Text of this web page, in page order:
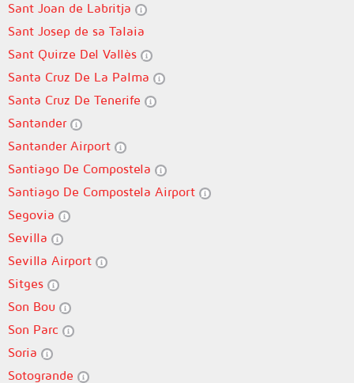
Sant Joan de Labritja
Sant Josep de sa Talaia
Sant Quirze Del Vallès
Santa Cruz De La Palma
Santa Cruz De Tenerife
Santander
Santander Airport
Santiago De Compostela
Santiago De Compostela Airport
Segovia
Sevilla
Sevilla Airport
Sitges
Son Bou
Son Parc
Soria
Sotogrande